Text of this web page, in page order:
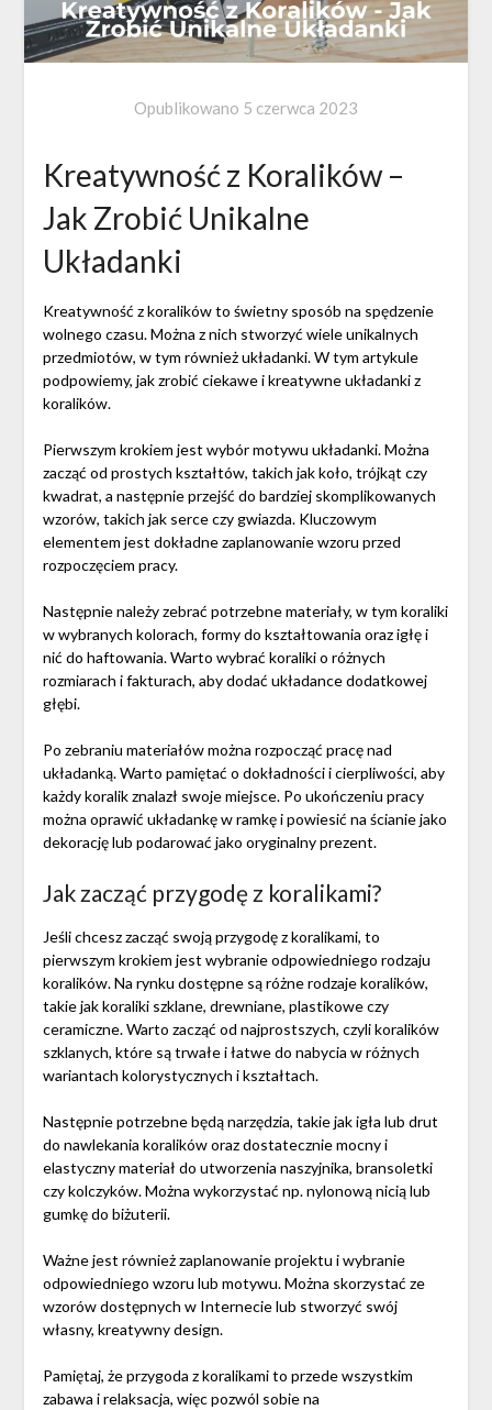
Opublikowano 5 czerwca 2023
Kreatywność z Koralików –
Jak Zrobić Unikalne
Układanki
Kreatywność z koralików to świetny sposób na spędzenie
wolnego czasu. Można z nich stworzyć wiele unikalnych
przedmiotów, w tym również układanki. W tym artykule
podpowiemy, jak zrobić ciekawe i kreatywne układanki z
koralików.
Pierwszym krokiem jest wybór motywu układanki. Można
zacząć od prostych kształtów, takich jak koło, trójkąt czy
kwadrat, a następnie przejść do bardziej skomplikowanych
wzorów, takich jak serce czy gwiazda. Kluczowym
elementem jest dokładne zaplanowanie wzoru przed
rozpoczęciem pracy.
Następnie należy zebrać potrzebne materiały, w tym koraliki
w wybranych kolorach, formy do kształtowania oraz igłę i
nić do haftowania. Warto wybrać koraliki o różnych
rozmiarach i fakturach, aby dodać układance dodatkowej
głębi.
Po zebraniu materiałów można rozpocząć pracę nad
układanką. Warto pamiętać o dokładności i cierpliwości, aby
każdy koralik znalazł swoje miejsce. Po ukończeniu pracy
można oprawić układankę w ramkę i powiesić na ścianie jako
dekorację lub podarować jako oryginalny prezent.
Jak zacząć przygodę z koralikami?
Jeśli chcesz zacząć swoją przygodę z koralikami, to
pierwszym krokiem jest wybranie odpowiedniego rodzaju
koralików. Na rynku dostępne są różne rodzaje koralików,
takie jak koraliki szklane, drewniane, plastikowe czy
ceramiczne. Warto zacząć od najprostszych, czyli koralików
szklanych, które są trwałe i łatwe do nabycia w różnych
wariantach kolorystycznych i kształtach.
Następnie potrzebne będą narzędzia, takie jak igła lub drut
do nawlekania koralików oraz dostatecznie mocny i
elastyczny materiał do utworzenia naszyjnika, bransoletki
czy kolczyków. Można wykorzystać np. nylonową nicią lub
gumkę do biżuterii.
Ważne jest również zaplanowanie projektu i wybranie
odpowiedniego wzoru lub motywu. Można skorzystać ze
wzorów dostępnych w Internecie lub stworzyć swój
własny, kreatywny design.
Pamiętaj, że przygoda z koralikami to przede wszystkim
zabawa i relaksacja, więc pozwól sobie na